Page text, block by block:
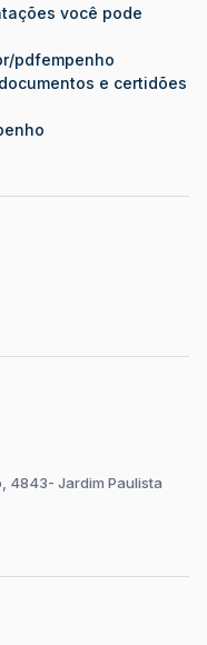
você pode
pdfempenho
e certidões
4843- Jardim Paulista